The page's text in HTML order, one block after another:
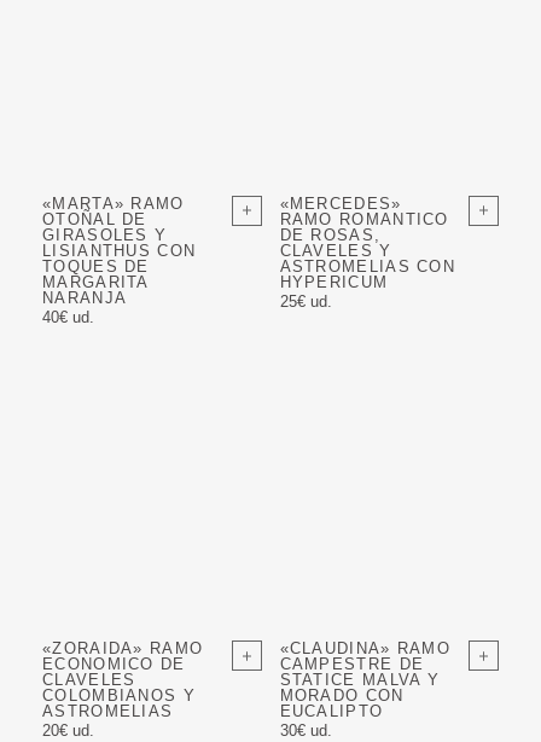
«MARTA» RAMO
OTOÑAL DE
GIRASOLES Y
LISIANTHUS CON
TOQUES DE
MARGARITA
NARANJA
40€ ud.
«MERCEDES»
RAMO ROMANTICO
DE ROSAS,
CLAVELES Y
ASTROMELIAS CON
HYPERICUM
25€ ud.
«ZORAIDA» RAMO
ECONOMICO DE
CLAVELES
COLOMBIANOS Y
ASTROMELIAS
20€ ud.
«CLAUDINA» RAMO
CAMPESTRE DE
STATICE MALVA Y
MORADO CON
EUCALIPTO
30€ ud.